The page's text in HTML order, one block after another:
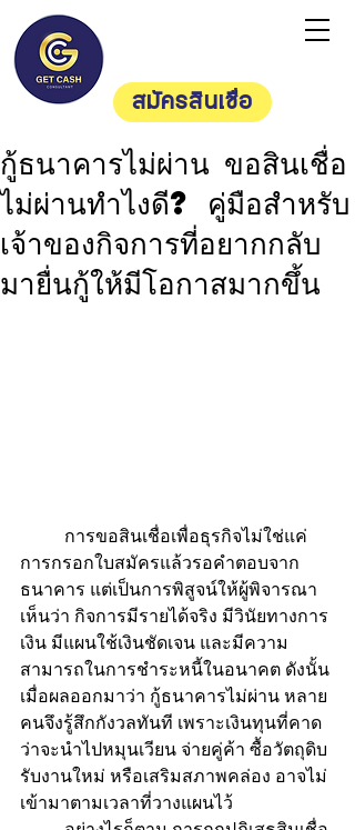
สมัครสินเชื่อ
กู้ธนาคารไม่ผ่าน ขอสินเชื่อ
ไม่ผ่านทำไงดี? คู่มือสำหรับ
เจ้าของกิจการที่อยากกลับ
มายื่นกู้ให้มีโอกาสมากขึ้น
การกรอกใบสมัครแล้วรอคำตอบจาก
ธนาคาร แต่เป็นการพิสูจน์ให้ผู้พิจารณา
เห็นว่า กิจการมีรายได้จริง มีวินัยทางการ
เงิน มีแผนใช้เงินชัดเจน และมีความ
สามารถในการชำระหนี้ในอนาคต ดังนั้น
เมื่อผลออกมาว่า กู้ธนาคารไม่ผ่าน หลาย
คนจึงรู้สึกกังวลทันที เพราะเงินทุนที่คาด
ว่าจะนำไปหมุนเวียน จ่ายคู่ค้า ซื้อวัตถุดิบ
รับงานใหม่ หรือเสริมสภาพคล่อง อาจไม่
เข้ามาตามเวลาที่วางแผนไว้